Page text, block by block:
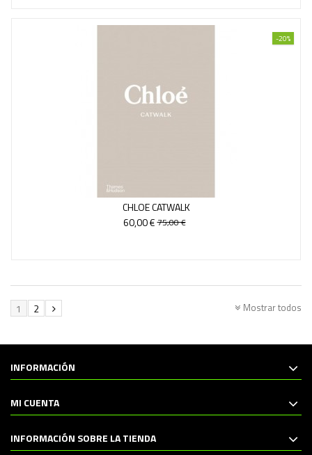
-20%
CHLOE CATWALK
60,00 €75,00 €
Mostrar todos
1 2
INFORMACIÓN
MI CUENTA
INFORMACIÓN SOBRE LA TIENDA